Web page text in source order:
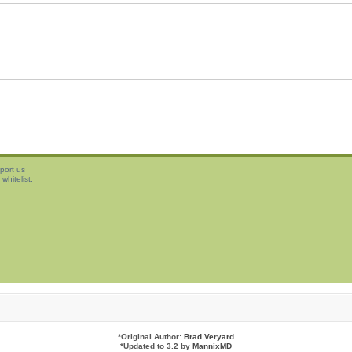
us
*Original Author: Brad Veryard
*Updated to 3.2 by MannixMD